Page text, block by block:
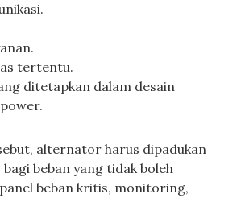
tertentu.
ditetapkan dalam desain
alternator harus dipadukan
bagi beban yang tidak boleh
beban kritis, monitoring,